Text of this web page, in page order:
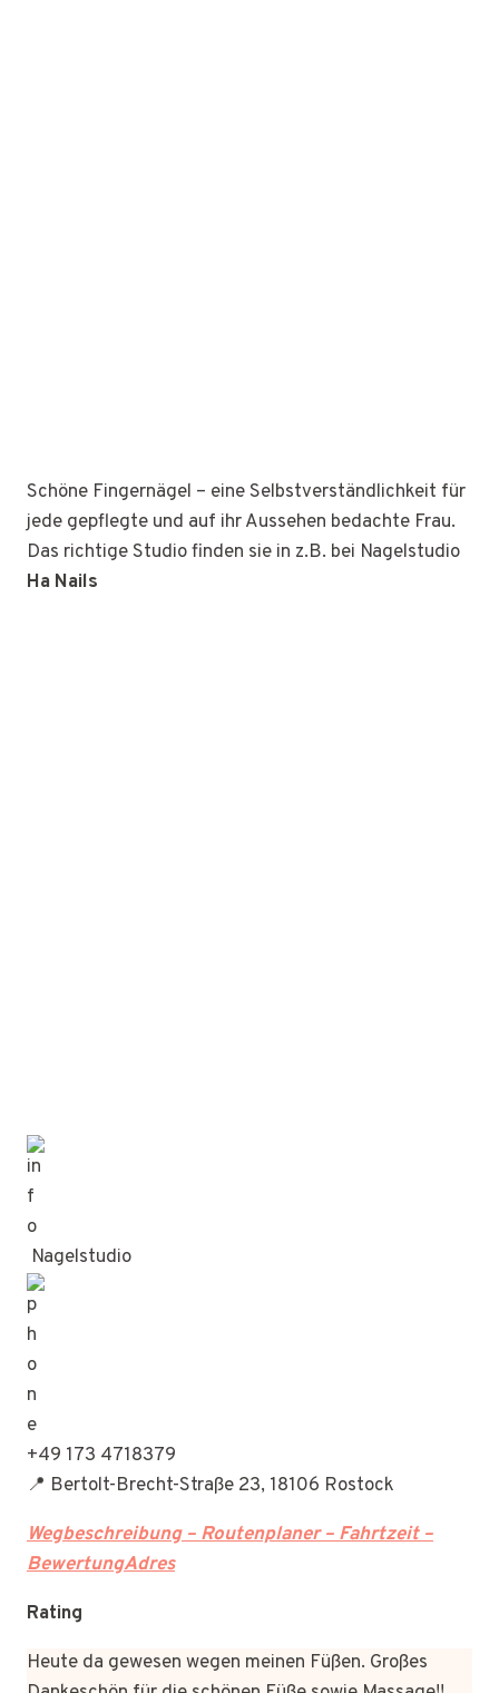
Schöne Fingernägel – eine Selbstverständlichkeit für
jede gepflegte und auf ihr Aussehen bedachte Frau.
Das richtige Studio finden sie in z.B. bei Nagelstudio
Ha Nails
Nagelstudio
+49 173 4718379
📍 Bertolt-Brecht-Straße 23, 18106 Rostock
Wegbeschreibung – Routenplaner – Fahrtzeit –
BewertungAdres
Rating
Heute da gewesen wegen meinen Füßen. Großes